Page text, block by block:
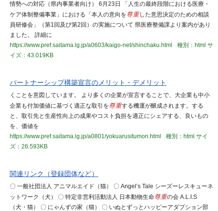
情勢への対応（県内事業者向け） 6月23日 「人生の最終段階における医療・
ケア体制整備事業」における「本人の意向を尊重した意思決定のための相談
員研修会」（第1回及び第2回）の実施について 県医療整備課より案内があり
ました。 詳細に
https://www.pref.saitama.lg.jp/a0603/kaigo-net/shinchaku.html
種別：html サ
イズ：43.019KB
パートナーシップ構築宣言のメリット・デメリット
くことを意図しています。 より多くの企業が宣言することで、大企業も中小
企業も付加価値に基づく適正な取引を尊重する機運が醸成されます。する
と、取引先と生産性向上の成果やコスト負担を適正にシェアする、良いもの
を、価値を
https://www.pref.saitama.lg.jp/a0801/yokuarusitumon.html
種別：html サイ
ズ：26.593KB
関連リンク（登録団体など）
〇 一般社団法人 アニマルエイド（猫） 〇 Angel’s Tale シーズーレスキューネ
ットワーク（犬） 〇 特定非営利活動法人 日本動物生命尊重の会 A.L.I.S
（犬・猫） 〇 にゃんずの家（猫） 〇 いぬとずっとハッピーアダプション部